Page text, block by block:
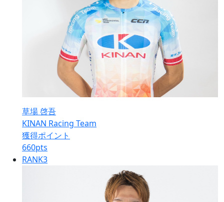
草場 啓吾
KINAN Racing Team
獲得ポイント
660pts
RANK3